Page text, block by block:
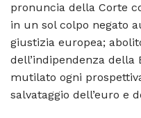
pronuncia della Corte
in un sol colpo negato
giustizia europea;
dell’indipendenza della
mutilato ogni
salvataggio dell’euro e